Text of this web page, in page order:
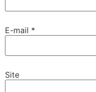
E-mail *
Site